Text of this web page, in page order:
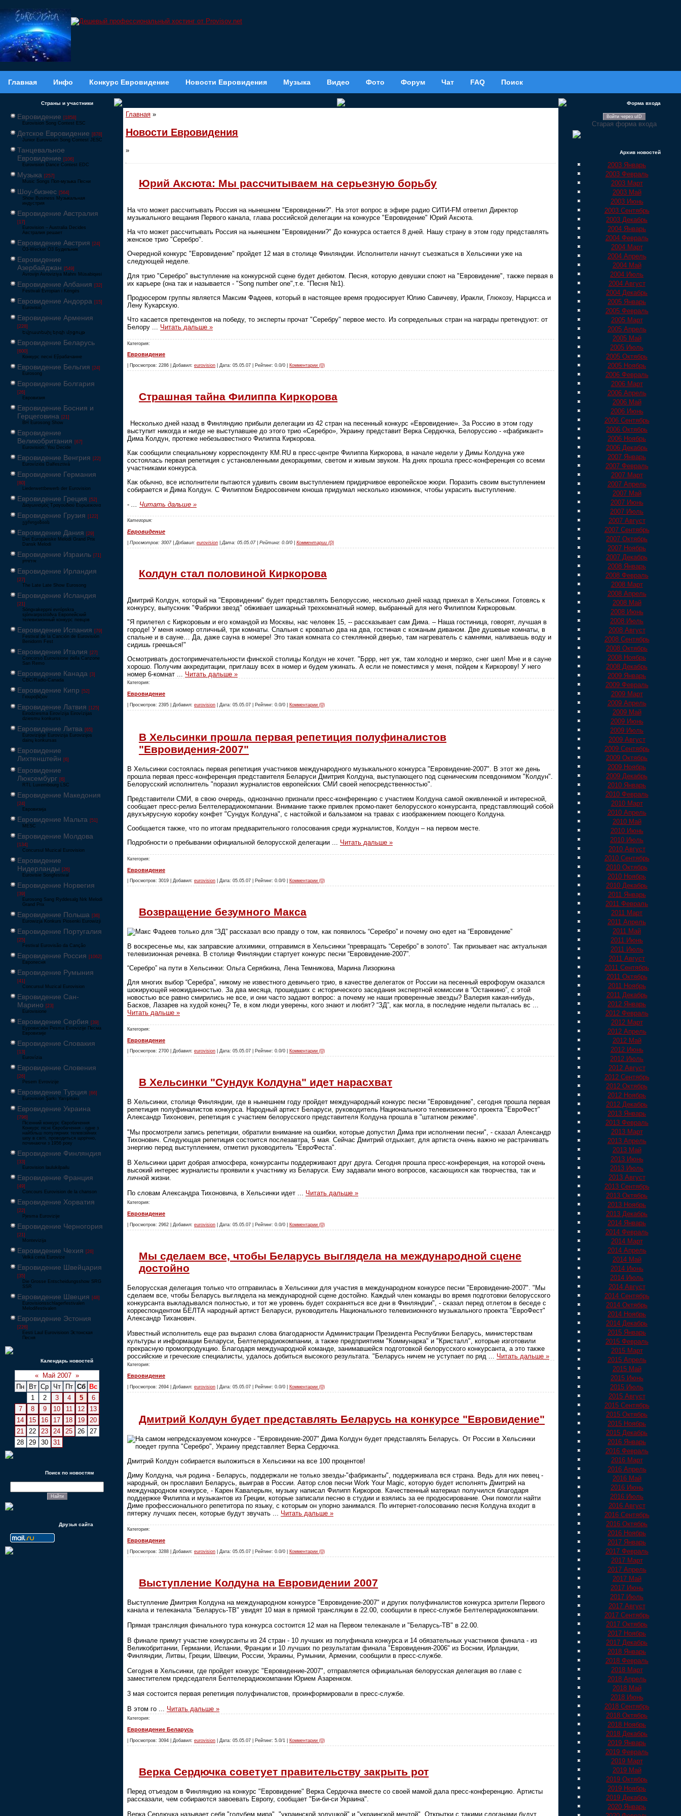
Главная Инфо Конкурс Евровидение Новости Евровидения Музыка Видео Фото Форум Чат FAQ Поиск
Страны и участники
Евровидение [1858]
Eurovision Song Contest ESC
Детское Евровидение [878]
Junior Eurovision Song Contest JESC
Танцевальное
Евровидение [106]
Eurovision Dance Contest EDC
Музыка [257]
Music Songs Поп-музыка Песни
Шоу-бизнес [564]
Show Business Музыкальная
индустрия
Евровидение Австралия
[17]
Eurovision – Australia Decides
Австралия решает
Евровидение Австрия [24]
Ö3-Wecker Ö3 Будильник
Евровидение
Азербайджан [549]
Avrovijn Avroviziya Mahnı Müsabiqəsi
Евровидение Албания [32]
Festivali Evropian i Këngës
Евровидение Андорра [15]
Eurovisió
Евровидение Армения
[228]
Եվրատեսիլ երգի մրցույթ
Евровидение Беларусь
[600]
Конкурс песні Еўрабачанне
Евровидение Бельгия [24]
Eurosong
Евровидение Болгария
[26]
Евровизия
Евровидение Босния и
Герцеговина [21]
BH Eurosong Show
Евровидение
Великобритания [67]
Eurovision: You Decide
Евровидение Венгрия [22]
Eurovíziós Dalfesztivá
Евровидение Германия
[80]
Liederwettbewerb der Eurovision
Евровидение Греция [52]
Διαγωνισμός Τραγουδιού Ευρώεικονα
Евровидение Грузия [122]
ევროვიზიის
Евровидение Дания [29]
Det Europæiske Melodi Grand Prix
Dansk Melodi
Евровидение Израиль [71]
‏אירוויזיון
Евровидение Ирландия
[27]
The Late Late Show Eurosong
Евровидение Исландия
[21]
Söngvakeppni evrópskra
sjónvarpsstöðva Европейский
телевизионный конкурс певцов
Евровидение Испания [79]
Festival de la Canción de Eurovisión
Benidorm Fest
Евровидение Италия [27]
Concorso Eurovisione della Canzone
San Remo
Евровидение Канада [3]
CBC/Radio-Canada
Евровидение Кипр [52]
Γιουροβίζιον
Евровидение Латвия [125]
Eirodziesma Eirovīzija Eirovīzijas
dziesmu konkurss
Евровидение Литва [65]
Eurovizijoje Eurovizija Eurovizijos
dainų konkursas
Евровидение
Лихтенштейн [6]
Евровидение
Люксембург [6]
RTL Luxembourg LSC
Евровидение Македония
[24]
Евровизија
Евровидение Мальта [51]
MESC
Евровидение Молдова
[134]
Concursul Muzical Eurovision
Евровидение
Нидерланды [26]
Eurovisie Songfestival
Евровидение Норвегия
[39]
Eurosong Sang Ryddesalg Nrk Melodi
Grand Prix
Евровидение Польша [36]
Eurowizja Konkurs Piosenki Eurowizji
Евровидение Португалия
[25]
Festival Eurovisão da Canção
Евровидение Россия [1062]
Европесня
Евровидение Румыния
[41]
Concursul Muzical Eurovision
Евровидение Сан-
Марино [23]
Eurovisione
Евровидение Сербия [39]
Еуровисион Pesma Evrovizije Песма
Евровизије
Евровидение Словакия
[13]
Eurovízia
Евровидение Словения
[26]
Pesem Evrovizije
Евровидение Турция [66]
Eurovision Şarkı Yarışması
Евровидение Украина
[796]
Пісенний конкурс Євробачення
Конкурс пісні Євробачення - одне з
найбільш популярних телевізійних
шоу в світі, проводиться щорічно,
починаючи з 1956 року
Евровидение Финляндия
[33]
Eurovision laulukilpailu
Евровидение Франция
[49]
Concours Eurovision de la chanson
Евровидение Хорватия
[22]
Pjesma Eurovizije
Евровидение Черногория
[21]
Montevizija
Евровидение Чехия [26]
Velká cena Eurovize
Евровидение Швейцария
[35]
Die Grosse Entscheidungsshow SRG
SSR
Евровидение Швеция [48]
Eurovisionsschlagerfestivalen
Melodifestivalen
Евровидение Эстония
[226]
Eesti Laul Eurovisioon Эстонская
Песня
Календарь новостей
« Май 2007 »
Пн
Вт Ср Чт Пт Сб
Вс
1
2 3 4 5
6
7
8 9 10 11 12
13
14
15 16 17 18 19
20
21
22 23 24 25 26
27
28
29 30 31
Поиск по новостям
Друзья сайта
Главная »
Новости Евровидения
»
Юрий Аксюта: Мы рассчитываем на серьезную борьбу
На что может рассчитывать Россия на нынешнем "Евровидении?". На этот вопрос в эфире радио СИТИ-FM ответил Директор
музыкального вещания Первого канала, глава российской делегации на конкурсе "Евровидение" Юрий Аксюта.
На что может рассчитывать Россия на нынешнем "Евровидении?" До конкурса остается 8 дней. Нашу страну в этом году представлять
женское трио "Серебро".
Очередной конкурс "Евровидение" пройдет 12 мая в столице Финляндии. Исполнители начнут съезжаться в Хельсинки уже на
следующей неделе.
Для трио "Серебро" выступление на конкурсной сцене будет дебютом. Песня, которую девушки споют на "Евровидение", также первая в
их карьере (она так и называется - "Song number one",т.е. "Песня №1).
Продюсером группы является Максим Фадеев, который в настоящее время продюсирует Юлию Савичеву, Иракли, Глюкозу, Нарцисса и
Лену Кукарскую.
Что касается претендентов на победу, то эксперты прочат "Серебру" первое место. Из сопредельных стран на награды претендуют: от
Белору ... Читать дальше »
Категория:
Евровидение
| Просмотров: 2286 | Добавил: eurovision | Дата: 05.05.07 | Рейтинг: 0.0/0 | Комментарии (0)
Страшная тайна Филиппа Киркорова
Несколько дней назад в Финляндию прибыли делегации из 42 стран на песенный конкурс «Евровидение». За Россию в этом году
выступит никогда и нигде не выступавшее до этого трио «Серебро», Украину представит Верка Сердючка, Белоруссию - «фабрикант»
Дима Колдун, протеже небезызвестного Филиппа Киркорова.
Как сообщили специальному корреспонденту КМ.RU в пресс-центре Филиппа Киркорова, в начале недели у Димы Колдуна уже
состоялась первая репетиция с установленными декорациями, светом и живым звуком. На днях прошла пресс-конференция со всеми
участниками конкурса.
Как обычно, все исполнители пытаются удивить своим выступлением придирчивое европейское жюри. Поразить своим выступлением
собирается и Дима Колдун. С Филиппом Бедросовичем юноша придумал несколько изюминок, чтобы украсить выступление.
-
Читать дальше »
Категория:
Евровидение
| Просмотров: 3007 | Добавил: eurovision | Дата: 05.05.07 | Рейтинг: 0.0/0 | Комментарии (0)
Колдун стал половиной Киркорова
Дмитрий Колдун, который на "Евровидении" будет представлять Белоруссию, несколько дней назад приехал в Хельсинки. Готовясь к
конкурсу, выпускник "Фабрики звезд" обживает шикарный трехкомнатный номер, выбранный для него Филиппом Киркоровым.
"Я прилетел с Киркоровым и его командой из Москвы, нас человек 15, -- рассказывает сам Дима. – Наша гостиница, говорят, лучшая в
городе! У меня номер отличный, три комнаты. Спальня с кроватью два на два, гостиная с кожаным диваном. Две душевые комнаты, в
спальне и в сауне… Да, даже сауна в номере! Это такая комната со стеклянной дверью, там нагреватель с камнями, наливаешь воду и
сидишь греешься!"
Осмотривать достопримечательности финской столицы Колдун не хочет. "Бррр, нет уж, там холодно и мерзко, снег шел! Мне и в сауне
хорошо. Получим аккредитации, приглашу всех в номер и будем ужинать. А если не поместимся у меня, пойдем к Киркорову! У него
номер 6-комнат ... Читать дальше »
Категория:
Евровидение
| Просмотров: 2395 | Добавил: eurovision | Дата: 05.05.07 | Рейтинг: 0.0/0 | Комментарии (0)
В Хельсинки прошла первая репетиция полуфиналистов
"Евровидения-2007"
В Хельсинки состоялась первая репетиция участников международного музыкального конкурса "Евровидение-2007". В этот же день
прошла первая пресс-конференция представителя Беларуси Дмитрия Колдуна, выступающего под сценическим псевдонимом "Колдун".
Белорусский исполнитель "поразил журналистов европейских СМИ своей непосредственностью".
Представители СМИ, в свою очередь, однозначно признали пресс-конференцию с участием Колдуна самой оживленной и интересной,
сообщает пресс-релиз Белтелерадиокомпании. Внимание также привлек промо-пакет белорусского конкурсанта, представляющий собой
двухъярусную коробку конфет "Сундук Колдуна", с настойкой и бальзамом на травах с изображением поющего Колдуна.
Сообщается также, что по итогам предварительного голосования среди журналистов, Колдун – на первом месте.
Подробности о пребывании официальной белорусской делегации ... Читать дальше »
Категория:
Евровидение
| Просмотров: 3019 | Добавил: eurovision | Дата: 05.05.07 | Рейтинг: 0.0/0 | Комментарии (0)
Возвращение безумного Макса
Макс Фадеев только для “ЗД” рассказал всю правду о том, как появилось “Серебро” и почему оно едет на “Евровидение”
В воскресенье мы, как заправские алхимики, отправимся в Хельсинки “превращать “Серебро” в золото”. Так призывает нас актуальная
телевизионная речевка. В столице Финляндии стартует конкурс песни “Евровидение-2007”.
“Серебро” на пути в Хельсинки: Ольга Серябкина, Лена Темникова, Марина Лизоркина
Для многих выбор “Серебра”, никому не известного девичьего трио, в качестве делегаток от России на песенный еврофорум оказался
шокирующей неожиданностью. За два месяца, прошедших с исторического заседания экспертной комиссии в “Останкино”, с этой
новостью все равно смирились не все, и они часто задают вопрос: а почему не наши проверенные звезды? Валерия какая-нибудь,
Басков, Лазарев на худой конец? Те, в ком люди уверены, кого знают и любят? “ЗД”, как могла, в последние недели пыталась вс ...
Читать дальше »
Категория:
Евровидение
| Просмотров: 2700 | Добавил: eurovision | Дата: 05.05.07 | Рейтинг: 0.0/0 | Комментарии (0)
В Хельсинки "Сундук Колдуна" идет нарасхват
В Хельсинки, столице Финляндии, где в нынешнем году пройдет международный конкурс песни "Евровидение", сегодня прошла первая
репетиция полуфиналистов конкурса. Народный артист Беларуси, руководитель Национального телевизионного проекта "ЕвроФест"
Александр Тихонович, репетиция с участием белорусского представителя Колдуна прошла в "штатном режиме".
"Мы просмотрели запись репетиции, обратили внимание на ошибки, которые допустил Дима при исполнении песни", - сказал Александр
Тихонович. Следующая репетиция состоится послезавтра, 5 мая. Сейчас Дмитрий отдыхает, для артиста очень важно не растрачивать
энергию перед выступлением, отметил руководитель "ЕвроФеста".
В Хельсинки царит добрая атмосфера, конкурсанты поддерживают друг друга. Сегодня прошла пресс-конференция, на которой очень
высокий интерес журналисты проявили к участнику из Беларуси. Ему задавали много вопросов, касающихся как творчества, так и
личной жизни.
По словам Александра Тихоновича, в Хельсинки идет ... Читать дальше »
Категория:
Евровидение
| Просмотров: 2962 | Добавил: eurovision | Дата: 05.05.07 | Рейтинг: 0.0/0 | Комментарии (0)
Мы сделаем все, чтобы Беларусь выглядела на международной сцене
достойно
Белорусская делегация только что отправилась в Хельсинки для участия в международном конкурсе песни "Евровидение-2007". "Мы
сделаем все, чтобы Беларусь выглядела на международной сцене достойно. Каждый член команды во время подготовки белорусского
конкурсанта выкладывался полностью, и тот же уровень будет сохраняться все дни в Финляндии", - сказал перед отлетом в беседе с
корреспондентом БЕЛТА народный артист Беларуси, руководитель Национального телевизионного музыкального проекта "ЕвроФест"
Александр Тиханович.
Известный исполнитель еще раз выразил слова благодарности Администрации Президента Республики Беларусь, министерствам
культуры и информации Беларуси, Белтелерадиокомпании, а также предприятиям "Коммунарка" и "Кристалл", которые изготовили
прекрасную промопродукцию. Благодаря международной команде, занимавшейся подготовкой белорусского конкурсанта, а это также
российские и греческие специалисты, удалось добиться высокого результата. "Беларусь ничем не уступает по ряд ... Читать дальше »
Категория:
Евровидение
| Просмотров: 2694 | Добавил: eurovision | Дата: 05.05.07 | Рейтинг: 0.0/0 | Комментарии (0)
Дмитрий Колдун будет представлять Беларусь на конкурсе "Евровидение"
На самом непредсказуемом конкурсе - "Евровидение-2007" Дима Колдун будет представлять Беларусь. От России в Хельсинки
поедет группа "Серебро", Украину представляет Верка Сердючка.
Дмитрий Колдун собирается выложиться в Хельсинки на все 100 процентов!
Диму Колдуна, чья родина - Беларусь, поддержали не только звезды-"фабриканты", поддерживала вся страна. Ведь для них певец -
народный, он прославил Беларусь, выиграв в России. Автор слов песни Work Your Magic, которую будет исполнять Дмитрий на
международном конкурсе, - Карен Кавалерьян, музыку написал Филипп Киркоров. Качественный материал получился благодаря
поддержке Филиппа и музыкантов из Греции, которые записали песню в студии и взялись за ее продюсирование. Они помогли найти
Диме профессионального репетитора по языку, с которым он упорно занимался. По интернет-голосованию песня Колдуна входит в
пятерку лучших песен, которые будут звучать
Читать дальше »
Категория:
Евровидение
| Просмотров: 3288 | Добавил: eurovision | Дата: 05.05.07 | Рейтинг: 0.0/0 | Комментарии (0)
Выступление Колдуна на Евровидении 2007
Выступление Дмитрия Колдуна на международном конкурсе "Евровидение-2007" и других полуфиналистов конкурса зрители Первого
канала и телеканала "Беларусь-ТВ" увидят 10 мая в прямой трансляции в 22.00, сообщили в пресс-службе Белтелерадиокомпании.
Прямая трансляция финального тура конкурса состоится 12 мая на Первом телеканале и "Беларусь-ТВ" в 22.00.
В финале примут участие конкурсанты из 24 стран - 10 лучших из полуфинала конкурса и 14 обязательных участников финала - из
Великобритании, Германии, Испании, Франции и 10 лучших по результатам финала "Евровидения-2006" из Боснии, Ирландии,
Финляндии, Литвы, Греции, Швеции, России, Украины, Румынии, Армении, сообщили в пресс-службе.
Сегодня в Хельсинки, где пройдет конкурс "Евровидение-2007", отправляется официальная белорусская делегация во главе с
заместителем председателя Белтелерадиокомпании Юрием Азаренком.
3 мая состоится первая репетиция полуфиналистов, проинформировали в пресс-службе.
В этом го ... Читать дальше »
Категория:
Евровидение Беларусь
| Просмотров: 3094 | Добавил: eurovision | Дата: 05.05.07 | Рейтинг: 5.0/1 | Комментарии (0)
Верка Сердючка советует правительству закрыть рот
Перед отъездом в Финляндию на конкурс "Евровидение" Верка Сердючка вместе со своей мамой дала пресс-конференцию. Артисты
рассказали, чем собираются завоевать Европу, сообщает "Би-би-си Украина".
Верка Сердючка называет себя "голубем мира", "украинской золушкой" и "украинской мечтой". Открытки с такими слоганами будут
Форма входа
Войти через uID
Старая форма входа
Архив новостей
2003 Январь
2003 Февраль
2003 Март
2003 Май
2003 Июнь
2003 Сентябрь
2003 Декабрь
2004 Январь
2004 Февраль
2004 Март
2004 Апрель
2004 Май
2004 Июль
2004 Август
2004 Декабрь
2005 Январь
2005 Февраль
2005 Март
2005 Апрель
2005 Май
2005 Июль
2005 Октябрь
2005 Ноябрь
2006 Февраль
2006 Март
2006 Апрель
2006 Май
2006 Июнь
2006 Сентябрь
2006 Октябрь
2006 Ноябрь
2006 Декабрь
2007 Январь
2007 Февраль
2007 Март
2007 Апрель
2007 Май
2007 Июнь
2007 Июль
2007 Август
2007 Сентябрь
2007 Октябрь
2007 Ноябрь
2007 Декабрь
2008 Январь
2008 Февраль
2008 Март
2008 Апрель
2008 Май
2008 Июнь
2008 Июль
2008 Август
2008 Сентябрь
2008 Октябрь
2008 Ноябрь
2008 Декабрь
2009 Январь
2009 Февраль
2009 Март
2009 Апрель
2009 Май
2009 Июнь
2009 Июль
2009 Август
2009 Сентябрь
2009 Октябрь
2009 Ноябрь
2009 Декабрь
2010 Январь
2010 Февраль
2010 Март
2010 Апрель
2010 Май
2010 Июнь
2010 Июль
2010 Август
2010 Сентябрь
2010 Октябрь
2010 Ноябрь
2010 Декабрь
2011 Январь
2011 Февраль
2011 Март
2011 Апрель
2011 Май
2011 Июнь
2011 Июль
2011 Август
2011 Сентябрь
2011 Октябрь
2011 Ноябрь
2011 Декабрь
2012 Январь
2012 Февраль
2012 Март
2012 Апрель
2012 Май
2012 Июнь
2012 Июль
2012 Август
2012 Сентябрь
2012 Октябрь
2012 Ноябрь
2012 Декабрь
2013 Январь
2013 Февраль
2013 Март
2013 Апрель
2013 Май
2013 Июнь
2013 Июль
2013 Август
2013 Сентябрь
2013 Октябрь
2013 Ноябрь
2013 Декабрь
2014 Январь
2014 Февраль
2014 Март
2014 Апрель
2014 Май
2014 Июнь
2014 Июль
2014 Август
2014 Сентябрь
2014 Октябрь
2014 Ноябрь
2014 Декабрь
2015 Январь
2015 Февраль
2015 Март
2015 Апрель
2015 Май
2015 Июнь
2015 Июль
2015 Август
2015 Сентябрь
2015 Октябрь
2015 Ноябрь
2015 Декабрь
2016 Январь
2016 Февраль
2016 Март
2016 Апрель
2016 Май
2016 Июнь
2016 Июль
2016 Август
2016 Сентябрь
2016 Октябрь
2016 Ноябрь
2017 Январь
2017 Февраль
2017 Март
2017 Апрель
2017 Май
2017 Июнь
2017 Июль
2017 Август
2017 Сентябрь
2017 Октябрь
2017 Ноябрь
2017 Декабрь
2018 Январь
2018 Февраль
2018 Март
2018 Апрель
2018 Май
2018 Июнь
2018 Сентябрь
2018 Октябрь
2018 Ноябрь
2018 Декабрь
2019 Январь
2019 Февраль
2019 Март
2019 Май
2019 Октябрь
2019 Ноябрь
2019 Декабрь
2020 Январь